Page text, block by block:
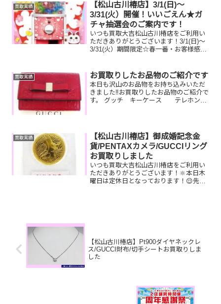
か？ぜひ買取大吉松山古川椿店にお査定
させてくださ...
買取実績
【松山古川椿店】3/1(日)～
3/31(火）開催！いいごえん★ガ
チャ抽選会のご案内です！
いつも買取大吉松山古川椿店をご利用い
ただきありがとうございます！3/1(日)～
3/31(火）期間限定☆春一番・お客様感謝
11,500円以上ご成約のお客様限定でご参
加いただけ...
買取実績 お買取りしたお品物のご紹介です
本日も沢山のお品物をお持ち込みいただ
きました‼️お買取りしたお品物のご紹介で
す。 グッチ キーケース テレホンカ
定させていただきま...
買取実績
【松山古川椿店】御成婚記念金
貨/PENTAXカメラ/GUCCIリング
お買取りしました
いつも買取大吉松山古川椿店をご利用い
ただきありがとうございます！🔆本日木
曜日は定休日となっております！😌先日
【松山古川椿店】Pt900ダイヤネックレ
ス/GUCCI財布/切手シートお買取りしま
した